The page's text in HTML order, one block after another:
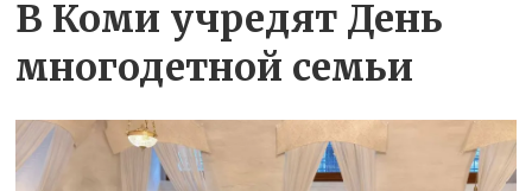
В Коми учредят День
многодетной семьи